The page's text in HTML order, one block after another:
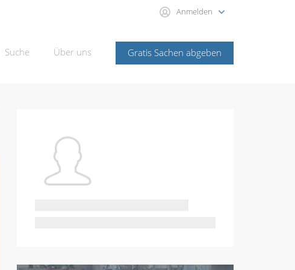
Anmelden
Gratis Sachen abgeben
Suche Über uns